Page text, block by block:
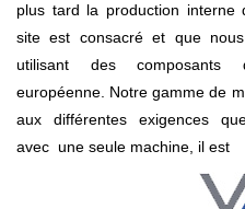
plus tard la production interne
site est consacré et que
utilisant des composants
européenne. Notre gamme de
aux différentes exigences
avec une seule machine, il est